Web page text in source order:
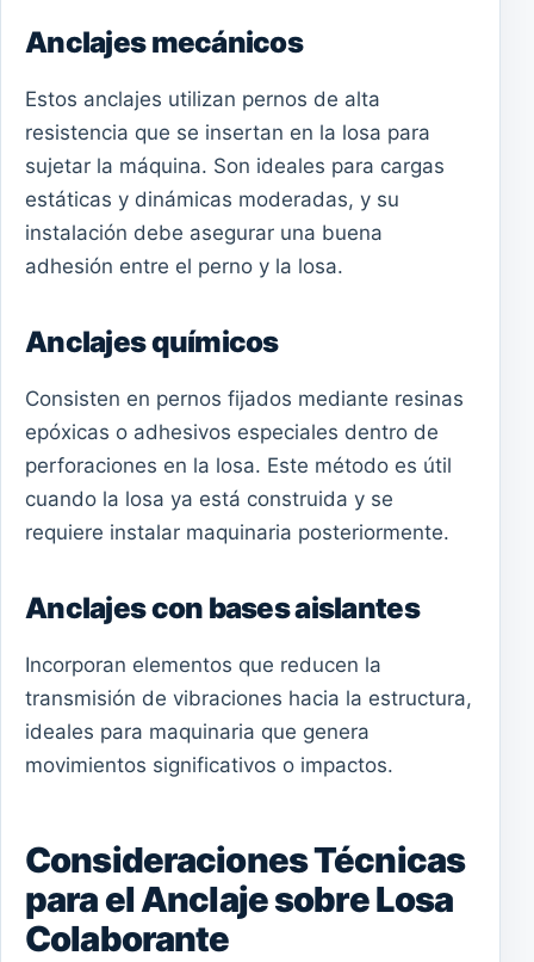
Anclajes mecánicos
Estos anclajes utilizan pernos de alta
resistencia que se insertan en la losa para
sujetar la máquina. Son ideales para cargas
estáticas y dinámicas moderadas, y su
instalación debe asegurar una buena
adhesión entre el perno y la losa.
Anclajes químicos
Consisten en pernos fijados mediante resinas
epóxicas o adhesivos especiales dentro de
perforaciones en la losa. Este método es útil
cuando la losa ya está construida y se
requiere instalar maquinaria posteriormente.
Anclajes con bases aislantes
Incorporan elementos que reducen la
transmisión de vibraciones hacia la estructura,
ideales para maquinaria que genera
movimientos significativos o impactos.
Consideraciones Técnicas
para el Anclaje sobre Losa
Colaborante